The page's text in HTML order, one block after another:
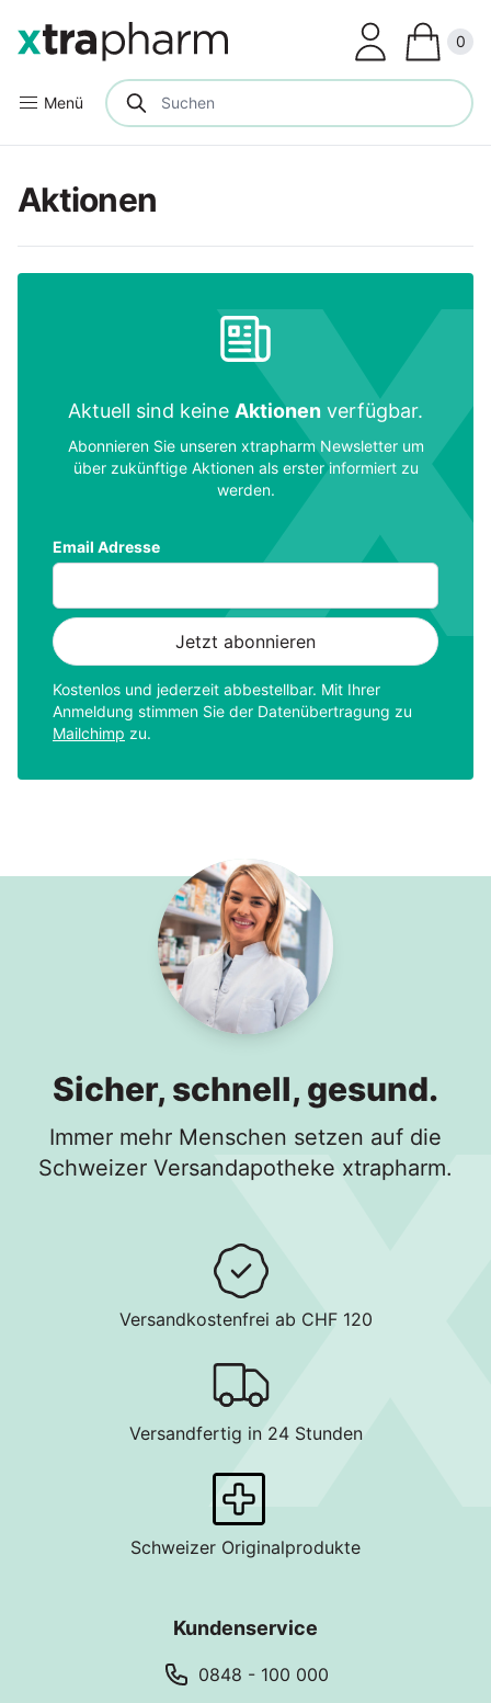
Menü
0
Aktionen
Aktuell sind keine Aktionen verfügbar.
Abonnieren Sie unseren xtrapharm Newsletter um
über zukünftige Aktionen als erster informiert zu
werden.
Email Adresse
Kostenlos und jederzeit abbestellbar. Mit Ihrer
Anmeldung stimmen Sie der Datenübertragung zu
Mailchimp zu.
Sicher, schnell, gesund.
Immer mehr Menschen setzen auf die
Schweizer Versandapotheke xtrapharm.
Versandkostenfrei ab CHF 120
Versandfertig in 24 Stunden
Schweizer Originalprodukte
Kundenservice
0848 - 100 000